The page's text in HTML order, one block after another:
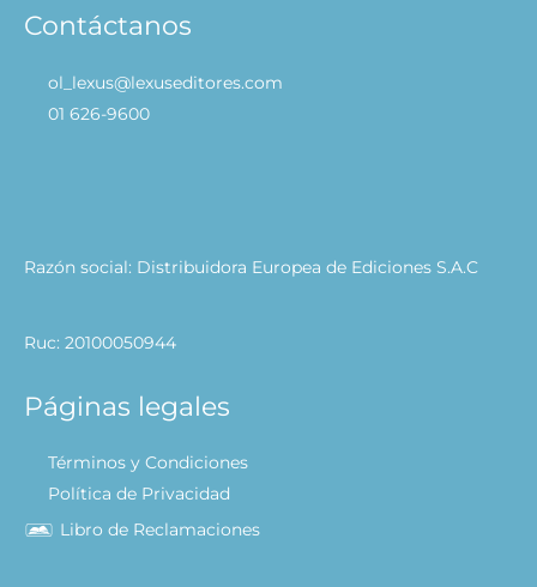
Contáctanos
ol_lexus@lexuseditores.com
01 626-9600
Razón social: Distribuidora Europea de Ediciones S.A.C
Ruc: 20100050944
Páginas legales
Términos y Condiciones
Política de Privacidad
Libro de Reclamaciones